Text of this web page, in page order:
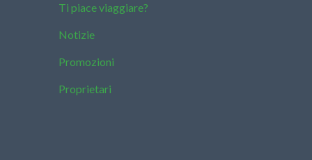
Ti piace viaggiare?
Notizie
Promozioni
Proprietari